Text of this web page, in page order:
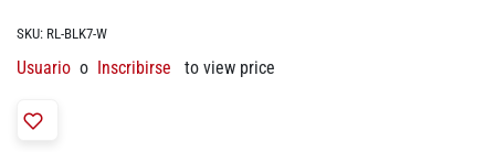
SKU: RL-BLK7-W
Usuario o Inscribirse to view price